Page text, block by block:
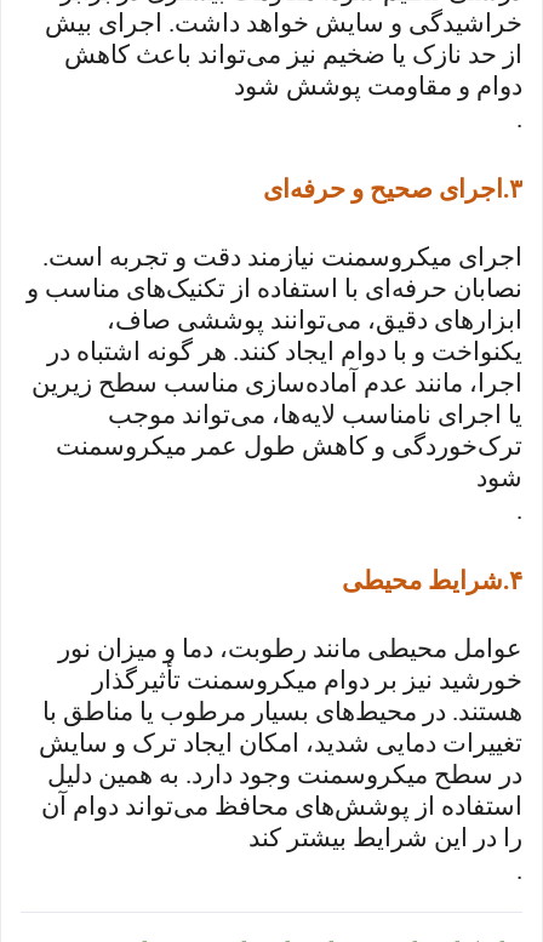
خراشیدگی و سایش خواهد داشت. اجرای بیش
از حد نازک یا ضخیم نیز می‌تواند باعث کاهش
دوام و مقاومت پوشش شود
.
۳. اجرای صحیح و حرفه‌ای
اجرای میکروسمنت نیازمند دقت و تجربه است.
نصابان حرفه‌ای با استفاده از تکنیک‌های مناسب و
ابزارهای دقیق، می‌توانند پوششی صاف،
یکنواخت و با دوام ایجاد کنند. هر گونه اشتباه در
اجرا، مانند عدم آماده‌سازی مناسب سطح زیرین
یا اجرای نامناسب لایه‌ها، می‌تواند موجب
ترک‌خوردگی و کاهش طول عمر میکروسمنت
شود
.
۴.شرایط محیطی
عوامل محیطی مانند رطوبت، دما و میزان نور
خورشید نیز بر دوام میکروسمنت تأثیرگذار
هستند. در محیط‌های بسیار مرطوب یا مناطق با
تغییرات دمایی شدید، امکان ایجاد ترک و سایش
در سطح میکروسمنت وجود دارد. به همین دلیل
استفاده از پوشش‌های محافظ می‌تواند دوام آن
را در این شرایط بیشتر کند
.